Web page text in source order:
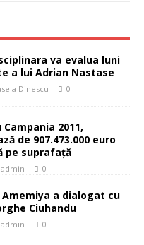
va evalua luni
a lui Adrian Nastase
Dinescu 0
2011,
de 907.473.000 euro
pe suprafaţă
admin 0
Amemiya a dialogat cu
Ciuhandu
admin 0